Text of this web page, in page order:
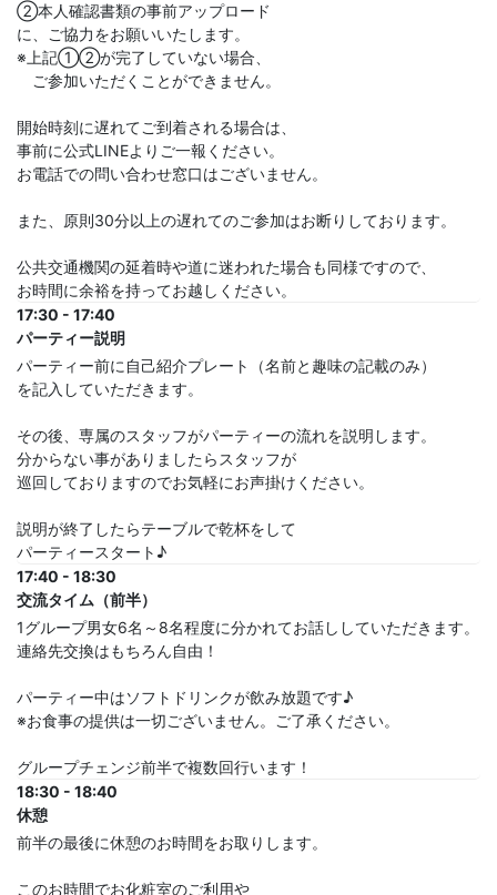
②本人確認書類の事前アップロード
に、ご協力をお願いいたします。
※上記①②が完了していない場合、
ご参加いただくことができません。
開始時刻に遅れてご到着される場合は、
事前に公式LINEよりご一報ください。
お電話での問い合わせ窓口はございません。
また、原則30分以上の遅れてのご参加はお断りしております。
公共交通機関の延着時や道に迷われた場合も同様ですので、
お時間に余裕を持ってお越しください。
17:30 - 17:40
パーティー説明
パーティー前に自己紹介プレート（名前と趣味の記載のみ）
を記入していただきます。
その後、専属のスタッフがパーティーの流れを説明します。
分からない事がありましたらスタッフが
巡回しておりますのでお気軽にお声掛けください。
説明が終了したらテーブルで乾杯をして
パーティースタート♪
17:40 - 18:30
交流タイム（前半）
1グループ男女6名～8名程度に分かれてお話ししていただきます。
連絡先交換はもちろん自由！
パーティー中はソフトドリンクが飲み放題です♪
※お食事の提供は一切ございません。ご了承ください。
グループチェンジ前半で複数回行います！
18:30 - 18:40
休憩
前半の最後に休憩のお時間をお取りします。
このお時間でお化粧室のご利用や